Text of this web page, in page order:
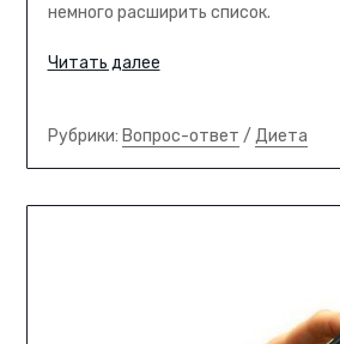
немного расширить список.
Читать далее
Рубрики: Вопрос-ответ / Диета